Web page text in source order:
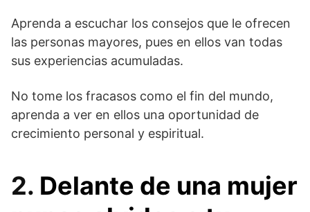
Aprenda a escuchar los consejos que le ofrecen
las personas mayores, pues en ellos van todas
sus experiencias acumuladas.
No tome los fracasos como el fin del mundo,
aprenda a ver en ellos una oportunidad de
crecimiento personal y espiritual.
2. Delante de una mujer